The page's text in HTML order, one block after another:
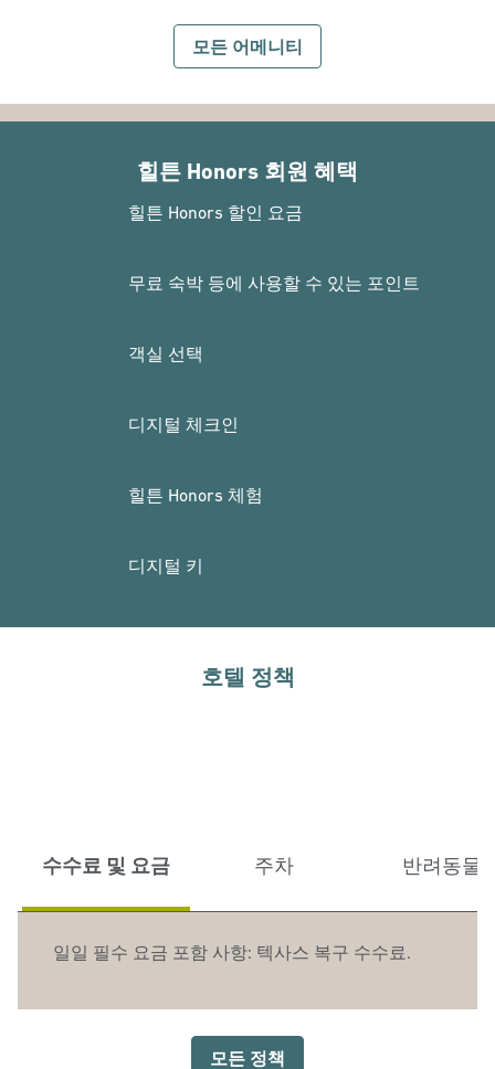
모든 어메니티
힐튼 Honors 회원 혜택
힐튼 Honors 할인 요금
무료 숙박 등에 사용할 수 있는 포인트
객실 선택
디지털 체크인
힐튼 Honors 체험
디지털 키
호텔 정책
수수료 및 요금 주차 반려동물
일일 필수 요금 포함 사항: 텍사스 복구 수수료.
모든 정책